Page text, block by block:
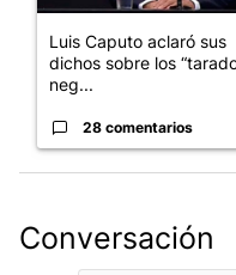
Luis Caputo aclaró sus
dichos sobre los
neg...
28 comentarios
Conversación